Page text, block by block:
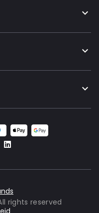
rights reserved